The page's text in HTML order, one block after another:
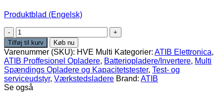
Produktblad (Engelsk)
ATIB
HVE
Multi
Lader
2V-
80V
30A-
110A
Tilføj til kurv Køb nu
Varenummer (SKU): HVE Multi Kategorier: ATIB Elettronica,
ATIB Proffesionel Opladere, Batteriopladere/Invertere, Multi
Spændings Opladere og Kapacitetstester, Test- og
serviceudstyr, Værkstedsladere Brand: ATIB
Se også